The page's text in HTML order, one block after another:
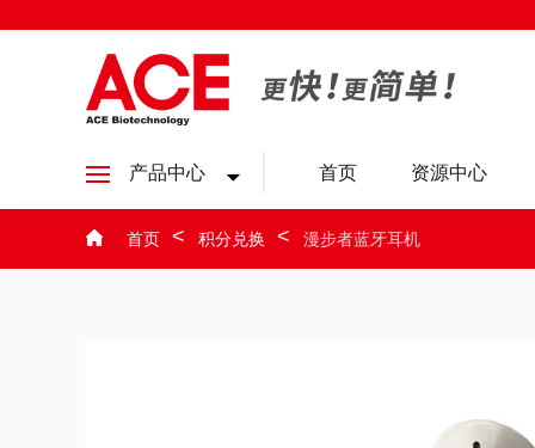
产品中心 首页 资源中心
首页 积分兑换 漫步者蓝牙耳机